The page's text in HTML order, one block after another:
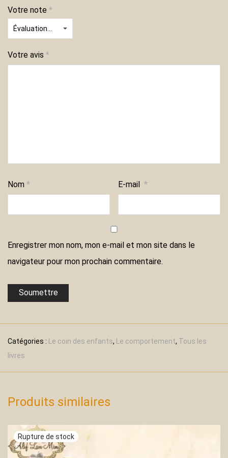
Votre note *
Votre avis *
Nom * E-mail*
Enregistrer mon nom, mon e-mail et mon site dans le
navigateur pour mon prochain commentaire.
Catégories : Le coin des enfants, Le comportement, Tous les
livres
Produits similaires